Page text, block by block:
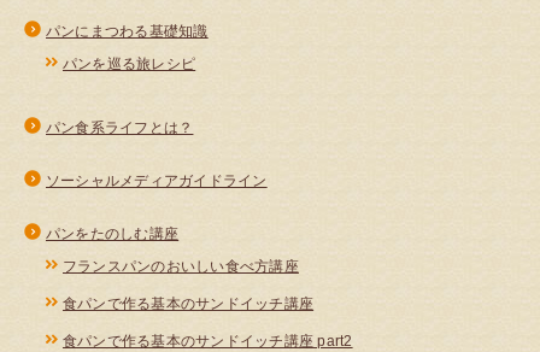
パンにまつわる基礎知識
パンを巡る旅レシピ
パン食系ライフとは？
ソーシャルメディアガイドライン
パンをたのしむ講座
フランスパンのおいしい食べ方講座
食パンで作る基本のサンドイッチ講座
食パンで作る基本のサンドイッチ講座 part2